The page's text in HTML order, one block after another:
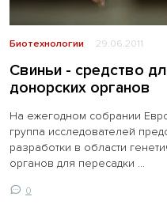
Биотехнологии 29.06.2011
Свиньи - средство
донорских органов
На ежегодном собрании
группа исследователей
разработки в области
органов для пересадки ...
0